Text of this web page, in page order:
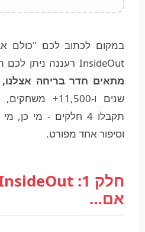
במקום לכתוב לכם "כולם
InsideOut רעננה ניתן לכם תשובה כנה:
מתאים חדר בריחה אצלנו,
שנים ו-11,500+
תקבלו 4 חלקים - מי
וסיפור אחד מפורט.
אם…